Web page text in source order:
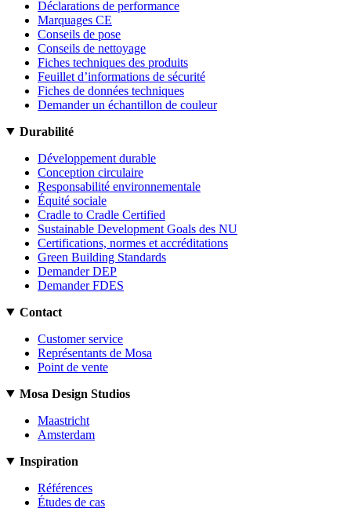
Déclarations de performance
Marquages CE
Conseils de pose
Conseils de nettoyage
Fiches techniques des produits
Feuillet d’informations de sécurité
Fiches de données techniques
Demander un échantillon de couleur
Durabilité
Développement durable
Conception circulaire
Responsabilité environnementale
Équité sociale
Cradle to Cradle Certified
Sustainable Development Goals des NU
Certifications, normes et accréditations
Green Building Standards
Demander DEP
Demander FDES
Contact
Customer service
Représentants de Mosa
Point de vente
Mosa Design Studios
Maastricht
Amsterdam
Inspiration
Références
Études de cas